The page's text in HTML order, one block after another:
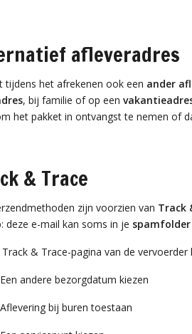
afleveradres
tijdens het afrekenen ook een ander
, bij familie of op een
het pakket in ontvangst te nemen of
& Trace
zijn voorzien van Track
deze e-mail kan soms in je spamfolder
Track & Trace-pagina van de vervoerder
Een andere bezorgdatum kiezen
Aflevering bij buren toestaan